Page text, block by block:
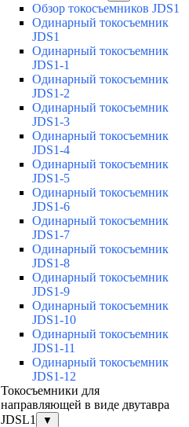
Обзор токосъемников JDS1
Одинарный токосъемник
JDS1
Одинарный токосъемник
JDS1-1
Одинарный токосъемник
JDS1-2
Одинарный токосъемник
JDS1-3
Одинарный токосъемник
JDS1-4
Одинарный токосъемник
JDS1-5
Одинарный токосъемник
JDS1-6
Одинарный токосъемник
JDS1-7
Одинарный токосъемник
JDS1-8
Одинарный токосъемник
JDS1-9
Одинарный токосъемник
JDS1-10
Одинарный токосъемник
JDS1-11
Одинарный токосъемник
JDS1-12
Токосъемники для
направляющей в виде двутавра
JDSL1
▼